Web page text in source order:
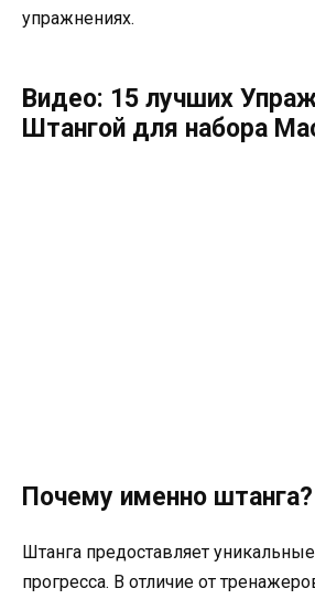
упражнениях.
Видео: 15 лучших
Штангой для набора
Почему именно штанга?
Штанга предоставляет
прогресса. В отличие от